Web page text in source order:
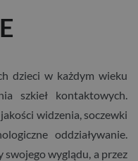
dzieci w każdym wieku
szkieł kontaktowych.
widzenia, soczewki
oddziaływanie.
wyglądu, a przez